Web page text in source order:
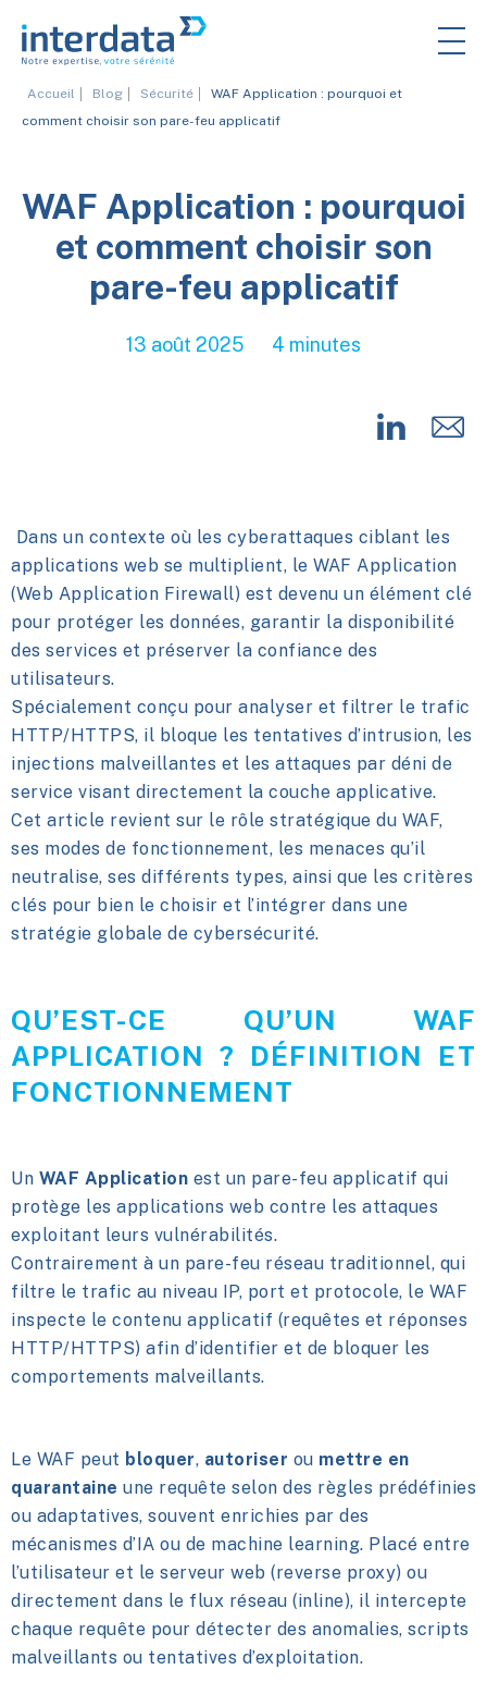
Accueil Blog Sécurité
WAF Application : pourquoi et
comment choisir son pare-feu applicatif
WAF Application : pourquoi
et comment choisir son
pare-feu applicatif
13 août 2025 4 minutes
Dans un contexte où les cyberattaques ciblant les
applications web se multiplient, le WAF Application
(Web Application Firewall) est devenu un élément clé
pour protéger les données, garantir la disponibilité
des services et préserver la confiance des
utilisateurs.
Spécialement conçu pour analyser et filtrer le trafic
HTTP/HTTPS, il bloque les tentatives d’intrusion, les
injections malveillantes et les attaques par déni de
service visant directement la couche applicative.
Cet article revient sur le rôle stratégique du WAF,
ses modes de fonctionnement, les menaces qu’il
neutralise, ses différents types, ainsi que les critères
clés pour bien le choisir et l’intégrer dans une
stratégie globale de cybersécurité.
QU’EST-CE QU’UN WAF
APPLICATION ? DÉFINITION ET
FONCTIONNEMENT
Un WAF Application est un pare-feu applicatif qui
protège les applications web contre les attaques
exploitant leurs vulnérabilités.
Contrairement à un pare-feu réseau traditionnel, qui
filtre le trafic au niveau IP, port et protocole, le WAF
inspecte le contenu applicatif (requêtes et réponses
HTTP/HTTPS) afin d’identifier et de bloquer les
comportements malveillants.
Le WAF peut bloquer, autoriser ou mettre en
quarantaine une requête selon des règles prédéfinies
ou adaptatives, souvent enrichies par des
mécanismes d’IA ou de machine learning. Placé entre
l’utilisateur et le serveur web (reverse proxy) ou
directement dans le flux réseau (inline), il intercepte
chaque requête pour détecter des anomalies, scripts
malveillants ou tentatives d’exploitation.